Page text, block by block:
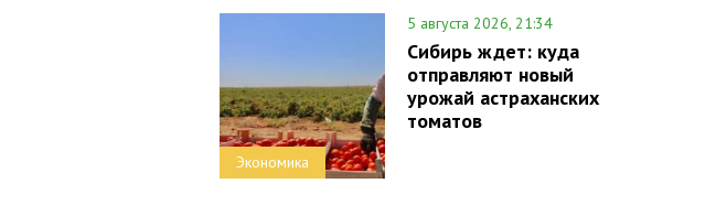
Экономика
5 августа 2026, 21:34
Сибирь ждет: куда
отправляют новый
урожай астраханских
томатов